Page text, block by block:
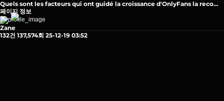
Quels sont les facteurs qui ont guidé la croissance d'OnlyFans la reco…
페이지 정보
Zane
132건 137,574회 25-12-19 03:52